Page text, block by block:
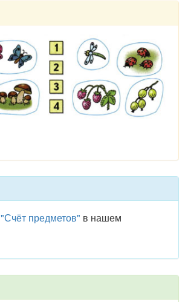
"Счёт предметов" в нашем